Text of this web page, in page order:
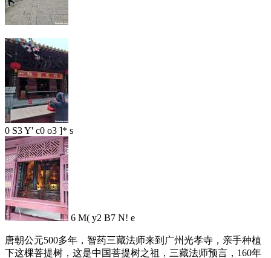
0 S3 Y' c0 o3 ]* s
6 M( y2 B7 N! e
唐朝公元500多年，智药三藏法师来到广州光孝寺，亲手种植
下这棵菩提树，这是中国菩提树之祖，三藏法师预言，160年